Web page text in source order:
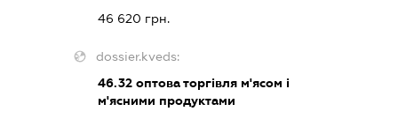
46 620 грн.
dossier.kveds:
46.32оптова торгівля м'ясом і
м'ясними продуктами